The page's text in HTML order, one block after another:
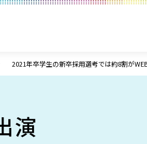
2021年卒学生の新卒採用選考では約8割が
演